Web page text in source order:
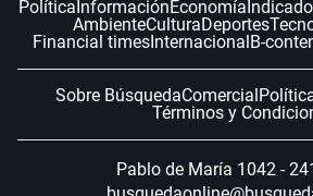
Política InformaciónEconomía
AmbienteCulturaDeportes
Financial timesInternacional B-
Sobre BúsquedaComercial
Términos y
Pablo de María 1042 -